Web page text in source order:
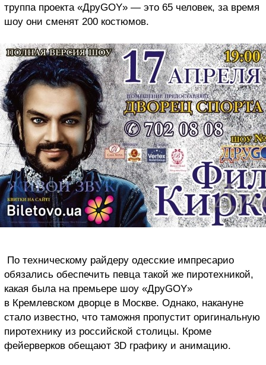
труппа проекта «ДруGOY» — это 65 человек, за время
шоу они сменят 200 костюмов.
По техническому райдеру одесские импресарио
обязались обеспечить певца такой же пиротехникой,
какая была на премьере шоу «ДруGOY»
в Кремлевском дворце в Москве. Однако, накануне
стало известно, что таможня пропустит оригинальную
пиротехнику из российской столицы. Кроме
фейерверков обещают 3D графику и анимацию.